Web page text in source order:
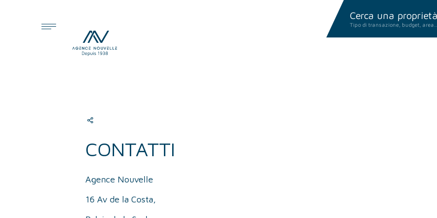
Cerca una
Tipo di transazione, budget,
CONTATTI
Agence Nouvelle
16 Av de la Costa,